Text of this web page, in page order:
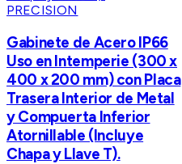
PRECISION
Gabinete de Acero IP66
Uso en Intemperie (300 x
400 x 200 mm) con Placa
Trasera Interior de Metal
y Compuerta Inferior
Atornillable (Incluye
Chapa y Llave T).